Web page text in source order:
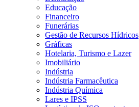
Educação
Financeiro
Funerárias
Gestão de Recursos Hídricos
Gráficas
Hotelaria, Turismo e Lazer
Imobiliário
Indústria
Indústria Farmacêutica
Indústria Química
Lares e IPSS